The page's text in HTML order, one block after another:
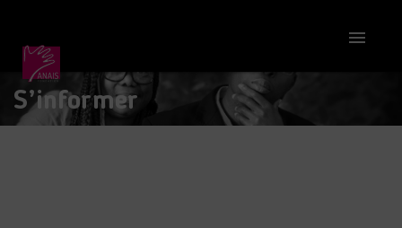

S’informer